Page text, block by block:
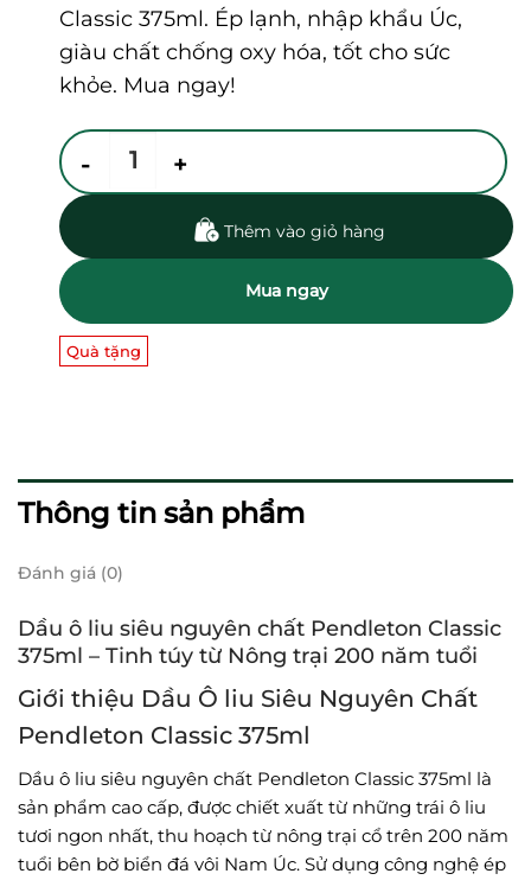
Classic 375ml. Ép lạnh, nhập khẩu Úc,
giàu chất chống oxy hóa, tốt cho sức
khỏe. Mua ngay!
Dầu ô liu siêu nguyên chất Pendleton Classic 375ml số
Thêm vào giỏ hàng
Mua ngay
Quà tặng
Thông tin sản phẩm
Đánh giá (0)
Dầu ô liu siêu nguyên chất Pendleton Classic
375ml – Tinh túy từ Nông trại 200 năm tuổi
Giới thiệu Dầu Ô liu Siêu Nguyên Chất
Pendleton Classic 375ml
Dầu ô liu siêu nguyên chất Pendleton Classic 375ml là
sản phẩm cao cấp, được chiết xuất từ những trái ô liu
tươi ngon nhất, thu hoạch từ nông trại cổ trên 200 năm
tuổi bên bờ biển đá vôi Nam Úc. Sử dụng công nghệ ép